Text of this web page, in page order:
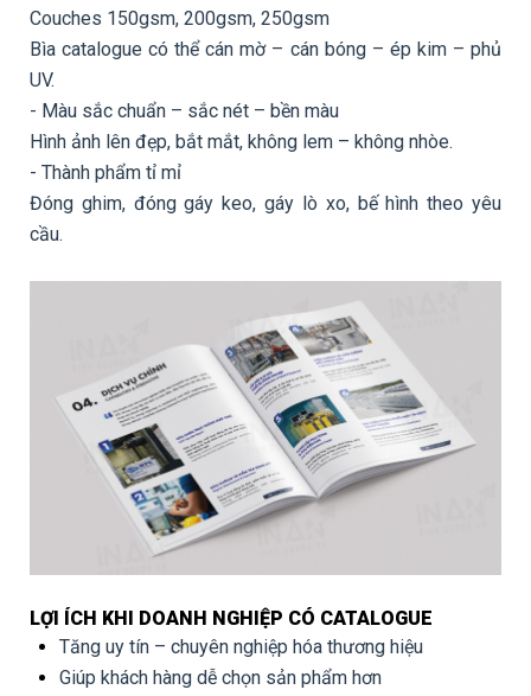
Couches 150gsm, 200gsm, 250gsm
Bìa catalogue có thể cán mờ – cán bóng – ép kim – phủ
UV.
- Màu sắc chuẩn – sắc nét – bền màu
Hình ảnh lên đẹp, bắt mắt, không lem – không nhòe.
- Thành phẩm tỉ mỉ
Đóng ghim, đóng gáy keo, gáy lò xo, bế hình theo yêu
cầu.
LỢI ÍCH KHI DOANH NGHIỆP CÓ CATALOGUE
Tăng uy tín – chuyên nghiệp hóa thương hiệu
Giúp khách hàng dễ chọn sản phẩm hơn